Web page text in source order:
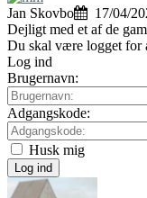
Jan Skovbo
17/04/
Dejligt med et af de
Du skal være logget for
Log ind
Brugernavn:
Adgangskode:
Husk mig
Log ind